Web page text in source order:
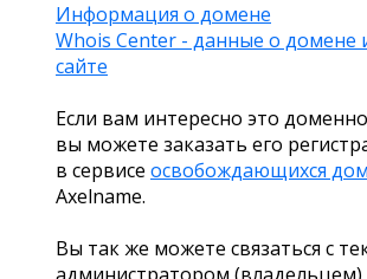
Информация о домене
Whois Center - данные о домене
сайте
Если вам интересно это
вы можете заказать его
в сервисе освобождающихся
Axelname.
Вы так же можете связаться с